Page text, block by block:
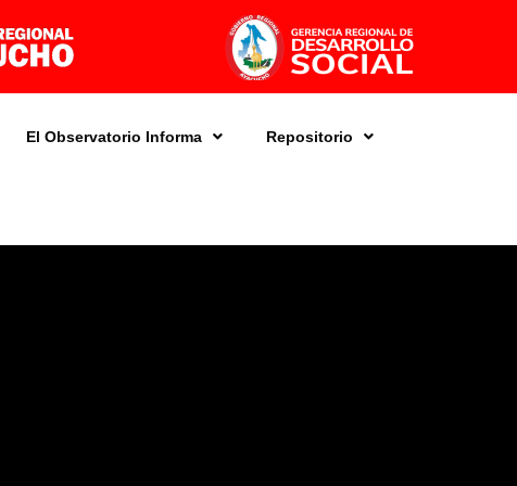
El Observatorio Informa Repositorio